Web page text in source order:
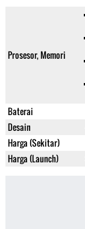
Prosesor, Memori
Baterai
Desain
Harga (Sekitar)
Harga (Launch)